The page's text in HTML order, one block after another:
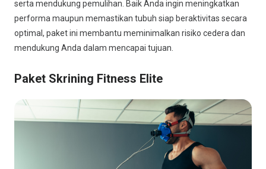
serta mendukung pemulihan. Baik Anda ingin meningkatkan
performa maupun memastikan tubuh siap beraktivitas secara
optimal, paket ini membantu meminimalkan risiko cedera dan
mendukung Anda dalam mencapai tujuan.
Paket Skrining Fitness Elite